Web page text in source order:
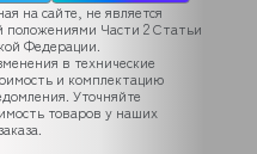
на сайте, не является
положениями Части 2 Статьи
Федерации.
в технические
и комплектацию
Уточняйте
товаров у наших